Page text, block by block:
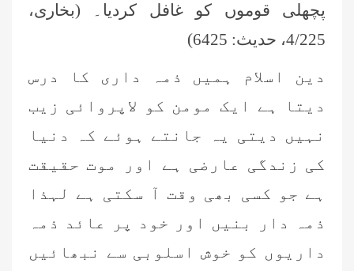
پچھلی قوموں کو غافل کردیا۔ (بخاری،
4/225، حدیث: 6425)
دین اسلام ہمیں ذمہ داری کا درس
دیتا ہے ایک مومن کو لاپروائی زیب
نہیں دیتی یہ جانتے ہوئے کہ دنیا
کی زندگی عارضی ہے اور موت حقیقت
ہے جو کسی بھی وقت آ سکتی ہے لہذا
ذمہ دار بنیں اور خود پر عائد ذمہ
داریوں کو خوش اسلوبی سے نبھائیں